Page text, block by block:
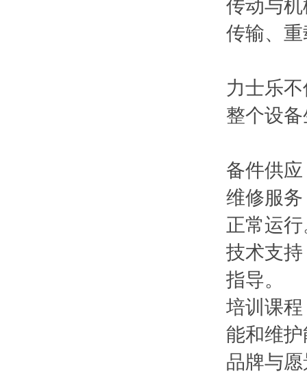
传动与
传输、
力士乐
整个设
备件供
维修服
正常运
技术支
指导。
培训课
能和维
品牌与